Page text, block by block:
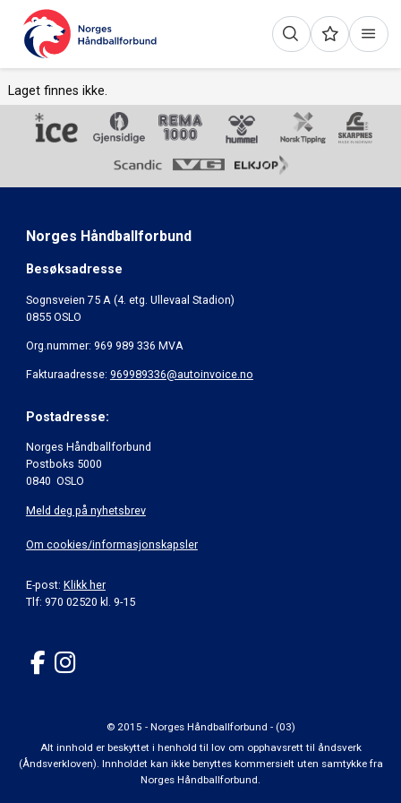
Laget finnes ikke.
Norges Håndballforbund
Besøksadresse
Sognsveien 75 A (4. etg. Ullevaal Stadion)
0855 OSLO
Org.nummer: 969 989 336 MVA
Fakturaadresse: 969989336@autoinvoice.no
Postadresse:
Norges Håndballforbund
Postboks 5000
0840 OSLO
Meld deg på nyhetsbrev
Om cookies/informasjonskapsler
E-post: Klikk her
Tlf: 970 02520 kl. 9-15
© 2015 - Norges Håndballforbund - (03)
Alt innhold er beskyttet i henhold til lov om opphavsrett til åndsverk
(Åndsverkloven). Innholdet kan ikke benyttes kommersielt uten samtykke fra
Norges Håndballforbund.